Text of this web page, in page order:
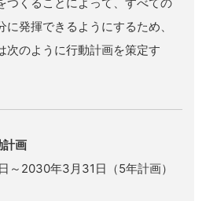
発揮できるようにするため、
次のように行動計画を策定す
計画
～2030年3月31日（5年計画）